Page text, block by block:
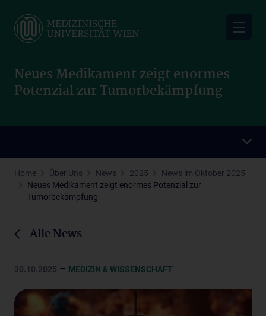
main
Neues Medikament zeigt enormes
Potenzial zur Tumorbekämpfung
Home Über Uns News 2025
News im Oktober 2025
Neues Medikament zeigt enormes Potenzial zur
Tumorbekämpfung
Alle News
30.10.2025 – MEDIZIN & WISSENSCHAFT